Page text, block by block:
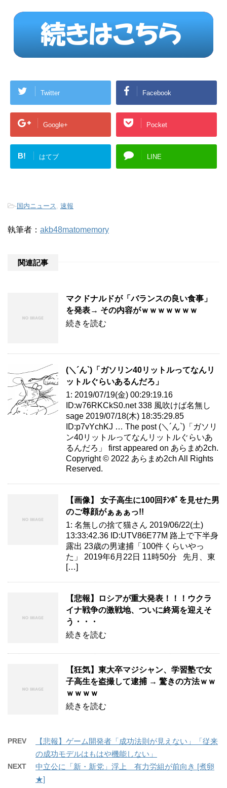
Twitter Facebook
Google+ Pocket
B! はてブ LINE
-国内ニュース, 速報
執筆者： akb48matomemory
関連記事
マクドナルドが「バランスの良い食事」
を発表→ その内容がｗｗｗｗｗｗｗ
続きを読む
(＼´ん`)「ガソリン40リットルってなんリ
ットルぐらいあるんだろ」
1: 2019/07/19(金) 00:29:19.16
ID:w76RKCkS0.net 338 風吹けば名無し
sage 2019/07/18(木) 18:35:29.85
ID:p7vYchKJ … The post (＼´ん`)「ガソリ
ン40リットルってなんリットルぐらいあ
るんだろ」 first appeared on あらまめ2ch.
Copyright © 2022 あらまめ2ch All Rights
Reserved.
【画像】 女子高生に100回ﾁﾝﾎﾟを見せた男
のご尊顔がぁぁぁっ!!
1: 名無しの捨て猫さん 2019/06/22(土)
13:33:42.36 ID:UTV86E77M 路上で下半身
露出 23歳の男逮捕「100件くらいやっ
た」 2019年6月22日 11時50分 先月、東
[…]
【悲報】ロシアが重大発表！！！ウクラ
イナ戦争の激戦地、ついに終焉を迎えそ
う・・・
続きを読む
【狂気】東大卒マジシャン、学習塾で女
子高生を盗撮して逮捕 → 驚きの方法ｗｗ
ｗｗｗｗ
続きを読む
PREV
【悲報】ゲーム開発者「成功法則が見えない」「従来
の成功モデルはもはや機能しない」
NEXT
中立公に「新・新党」浮上 有力労組が前向き [煮卵
★]